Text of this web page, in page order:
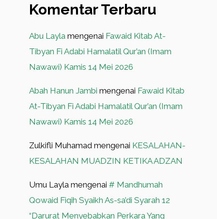
Komentar Terbaru
Abu Layla mengenai Fawaid Kitab At-
Tibyan Fi Adabi Hamalatil Qur’an (Imam
Nawawi) Kamis 14 Mei 2026
Abah Hanun Jambi mengenai Fawaid Kitab
At-Tibyan Fi Adabi Hamalatil Qur’an (Imam
Nawawi) Kamis 14 Mei 2026
Zulkifli Muhamad mengenai KESALAHAN-
KESALAHAN MUADZIN KETIKA ADZAN
Umu Layla mengenai # Mandhumah
Qowaid Fiqih Syaikh As-sa’di Syarah 12
“Darurat Menyebabkan Perkara Yang